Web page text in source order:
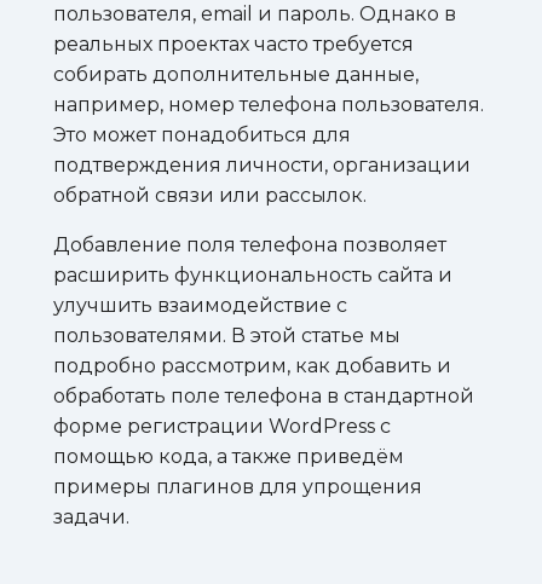
пользователя, email и пароль. Однако в
реальных проектах часто требуется
собирать дополнительные данные,
например, номер телефона пользователя.
Это может понадобиться для
подтверждения личности, организации
обратной связи или рассылок.
Добавление поля телефона позволяет
расширить функциональность сайта и
улучшить взаимодействие с
пользователями. В этой статье мы
подробно рассмотрим, как добавить и
обработать поле телефона в стандартной
форме регистрации WordPress с
помощью кода, а также приведём
примеры плагинов для упрощения
задачи.